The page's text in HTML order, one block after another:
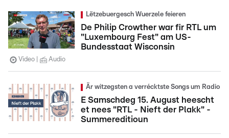
Lëtzebuergesch Wuerzele feieren
De Philip Crowther war fir RTL um
"Luxembourg Fest" am US-
Bundesstaat Wisconsin
Video Audio
Är witzegsten a verrécktste Songs um Radio
E Samschdeg 15. August heescht
et nees "RTL - Nieft der Plakk" -
Summereditioun